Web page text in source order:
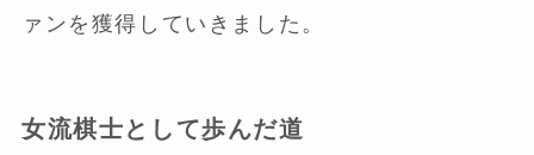
ァンを獲得していきました。
女流棋士として歩んだ道